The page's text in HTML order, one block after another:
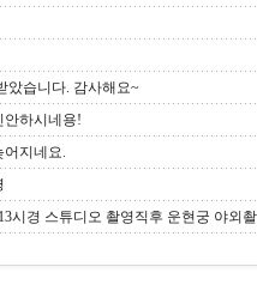
았습니다. 감사해요~
안하시네용!
어지네요.
시경 스튜디오 촬영직후 운현궁 야외